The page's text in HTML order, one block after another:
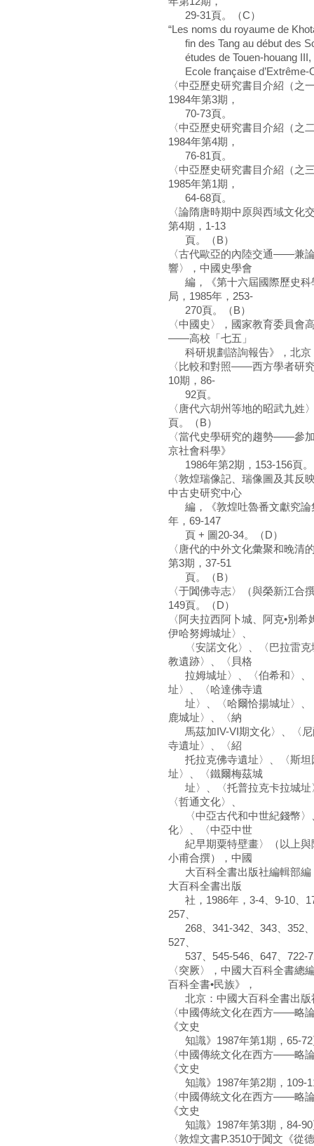
29-31頁。（C）
“Les noms du royaume de
fin des Tang au début des
études de Touen-houang III,
Ecole française d’Extrême-
〈中亞歷史研究書目介紹（之
1984年第3期，
70-73頁。
〈中亞歷史研究書目介紹（之
1984年第4期，
76-81頁。
〈中亞歷史研究書目介紹（之
1985年第1期，
64-68頁。
〈論隋唐時期中原與西域文化
第4期，1-13
頁。（B）
〈古代歐亞的內陸交通——兼
響〉，中國史學會
編，《第十六屆國際歷史科
局，1985年，253-
270頁。（B）
〈中國史〉，國家教育委員會
——高校「七五」
科研規劃諮詢報告》，北京
〈比較和對照——西方學者研
10期，86-
92頁。
〈唐代六胡州等地的昭武九姓
頁。（B）
〈當代史學研究的趨勢――參
京社會科學》
1986年第2期，153-156頁。
〈敦煌瑞像記、瑞像圖及其反
中古史研究中心
編，《敦煌吐魯番文獻究論
年，69-147
頁 + 圖20-34。（D）
〈唐代的中外文化彙聚和晚清
第3期，37-51
頁。（B）
〈于闐佛寺志〉（與榮新江合
149頁。（D）
〈阿夫拉西阿卜城、阿克•別
伊哈努姆城址〉、
〈安諾文化〉、〈巴拉雷克
教遺跡〉、〈貝格
拉姆城址〉、〈伯希和〉、
址〉、〈哈達佛寺遺
址〉、〈哈爾恰揚城址〉、
鹿城址〉、〈納
馬茲加IV-VI期文化〉、〈尼
寺遺址〉、〈紹
托拉克佛寺遺址〉、〈斯坦
址〉、〈鐵爾梅茲城
址〉、〈托普拉克卡拉城址
〈哲通文化〉、
〈中亞古代和中世紀錢幣〉
化〉、〈中亞中世
紀早期粟特壁畫〉（以上與
小甫合撰），中國
大百科全書出版社編輯部編
大百科全書出版
社，1986年，3-4、9-10、
257、
268、341-342、343、352、
527、
537、545-546、647、722-
〈突厥〉，中國大百科全書總
百科全書•民族》，
北京：中國大百科全書出版
〈中國傳統文化在西方――略
《文史
知識》1987年第1期，65-72
〈中國傳統文化在西方――略
《文史
知識》1987年第2期，109-
〈中國傳統文化在西方――略
《文史
知識》1987年第3期，84-90
〈敦煌文書P.3510于闐文《